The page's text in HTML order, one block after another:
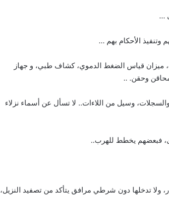
…
وتنفيذ الأحكام بهم …
ميزان قياس الضغط الدموي، كشاف طبي، و جهاز
وحقن. ..
وسيل من اللاءات.. لا تسأل عن أسماء نزلاء
فبعضهم يخطط للهرب..
ولا تدخلها دون شرطي مرافق يتأكد من تصفيد النزيل،